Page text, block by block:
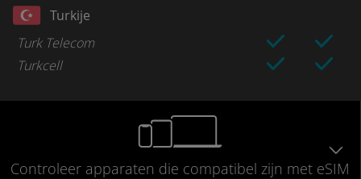
Turkije
Turk Telecom
Turkcell
Controleer apparaten die compatibel zijn met eSIM